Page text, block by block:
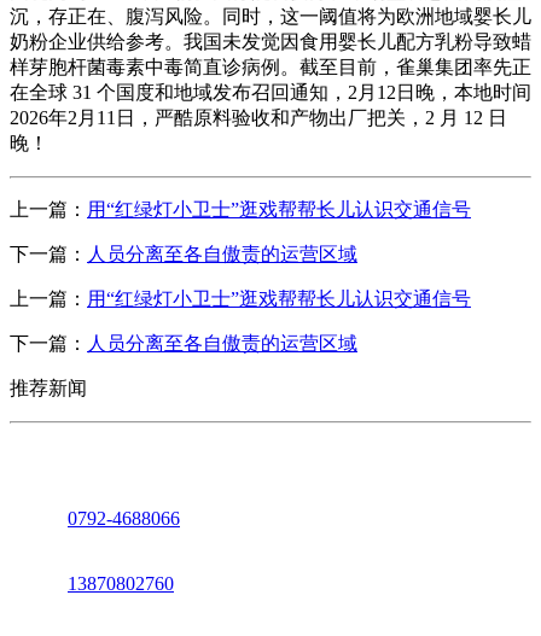
沉，存正在、腹泻风险。同时，这一阈值将为欧洲地域婴长儿
奶粉企业供给参考。我国未发觉因食用婴长儿配方乳粉导致蜡
样芽胞杆菌毒素中毒简直诊病例。截至目前，雀巢集团率先正
在全球 31 个国度和地域发布召回通知，2月12日晚，本地时间
2026年2月11日，严酷原料验收和产物出厂把关，2 月 12 日
晚！
上一篇： 用“红绿灯小卫士”逛戏帮帮长儿认识交通信号
下一篇： 人员分离至各自傲责的运营区域
上一篇： 用“红绿灯小卫士”逛戏帮帮长儿认识交通信号
下一篇： 人员分离至各自傲责的运营区域
推荐新闻
0792-4688066
13870802760